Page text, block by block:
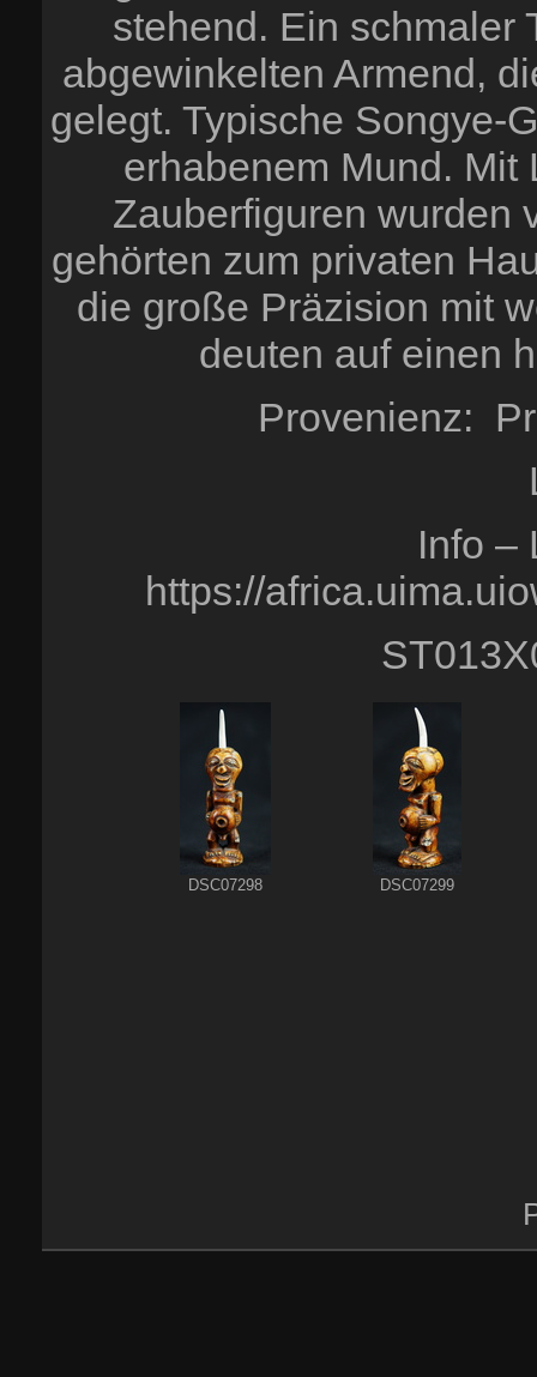
stehend. Ein schmaler
abgewinkelten Armend,
gelegt. Typische Songye-
erhabenem Mund.
Zauberfiguren wurden
gehörten zum privaten
die große Präzision mit
deuten auf einen
Provenienz:
Info –
https://
DSC07298 DSC07299